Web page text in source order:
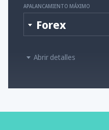
Abrir detalles
APALANCAMIENTO MÁXIMO
Forex